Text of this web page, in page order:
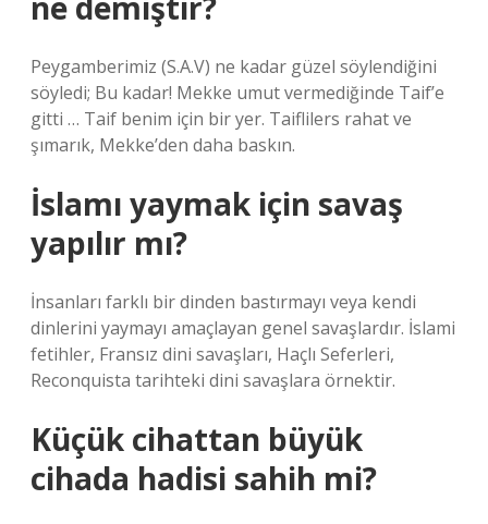
Peygamberimiz (S.A.V) ne kadar güzel söylendiğini
söyledi; Bu kadar! Mekke umut vermediğinde Taif’e
gitti … Taif benim için bir yer. Taiflilers rahat ve
şımarık, Mekke’den daha baskın.
İslamı yaymak için savaş
yapılır mı?
İnsanları farklı bir dinden bastırmayı veya kendi
dinlerini yaymayı amaçlayan genel savaşlardır. İslami
fetihler, Fransız dini savaşları, Haçlı Seferleri,
Reconquista tarihteki dini savaşlara örnektir.
Küçük cihattan büyük
cihada hadisi sahih mi?